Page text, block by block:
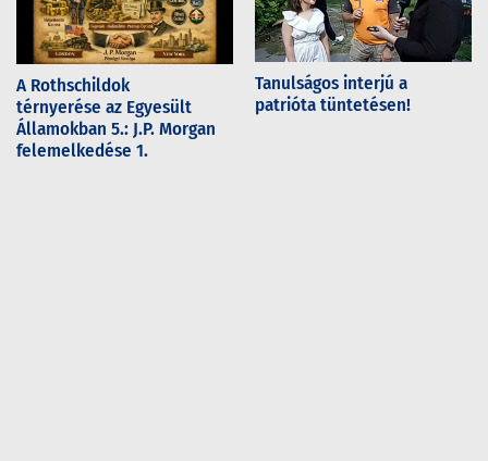
A Rothschildok
térnyerése az Egyesült
Államokban 5.: J.P. Morgan
felemelkedése 1.
Tanulságos interjú a
patrióta tüntetésen!